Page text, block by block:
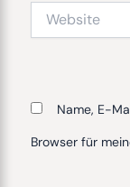
Website
Name, E-
Browser für